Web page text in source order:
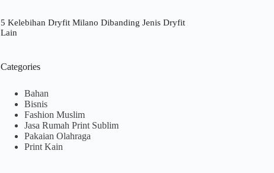
5 Kelebihan Dryfit Milano Dibanding Jenis Dryfit
Lain
Categories
Bahan
Bisnis
Fashion Muslim
Jasa Rumah Print Sublim
Pakaian Olahraga
Print Kain